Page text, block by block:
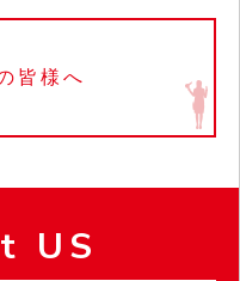
皆様へ
US